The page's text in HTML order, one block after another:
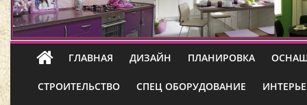
ГЛАВНАЯ ДИЗАЙН ПЛАНИРОВКА
СТРОИТЕЛЬСТВО СПЕЦ ОБОРУДОВАНИЕ